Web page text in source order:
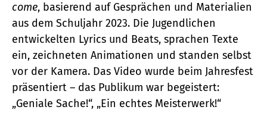
come, basierend auf Gesprächen und Materialien
aus dem Schuljahr 2023. Die Jugendlichen
entwickelten Lyrics und Beats, sprachen Texte
ein, zeichneten Animationen und standen selbst
vor der Kamera. Das Video wurde beim Jahresfest
präsentiert – das Publikum war begeistert:
„Geniale Sache!“, „Ein echtes Meisterwerk!“